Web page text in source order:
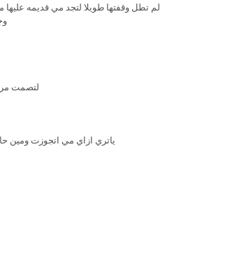
لم تطل وقفتها طويلا لتجد مي قديمه
لتصمت
ياتري ازاي مي اتجوزت ومين